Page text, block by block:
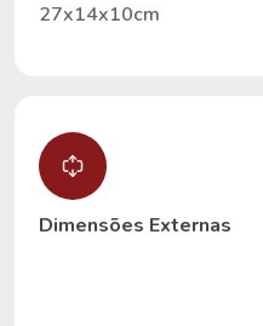
27x14x10cm
Dimensões Externas